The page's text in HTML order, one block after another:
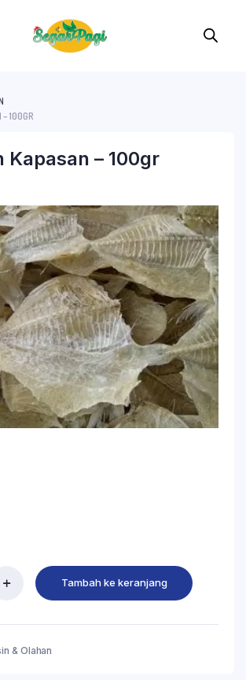
– 100GR
Kapasan – 100gr
Tambah ke keranjang
& Olahan